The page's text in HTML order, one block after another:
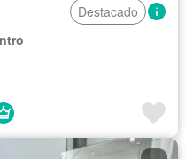
Destacado